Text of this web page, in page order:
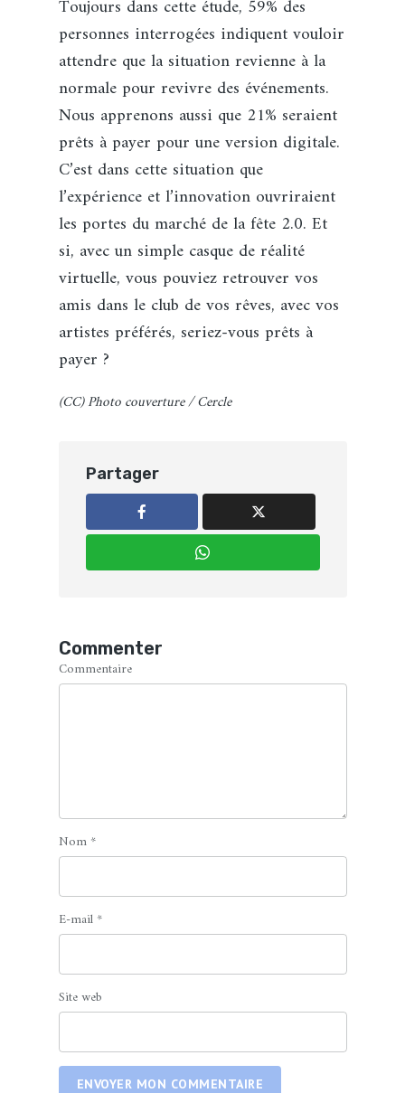
Toujours dans cette étude, 59% des
personnes interrogées indiquent vouloir
attendre que la situation revienne à la
normale pour revivre des événements.
Nous apprenons aussi que 21% seraient
prêts à payer pour une version digitale.
C’est dans cette situation que
l’expérience et l’innovation ouvriraient
les portes du marché de la fête 2.0. Et
si, avec un simple casque de réalité
virtuelle, vous pouviez retrouver vos
amis dans le club de vos rêves, avec vos
artistes préférés, seriez-vous prêts à
payer ?
(CC) Photo couverture / Cercle
Partager
Commenter
Commentaire
Nom *
E-mail *
Site web
ENVOYER MON COMMENTAIRE